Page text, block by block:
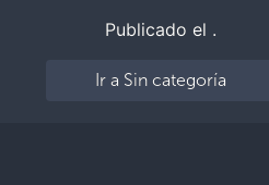
Publicado el .
Ir a Sin categoría